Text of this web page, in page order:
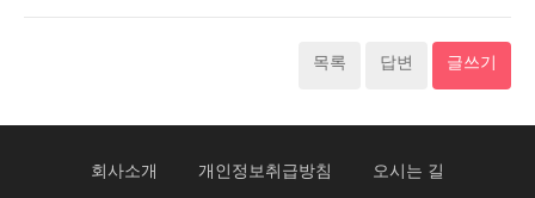
목록 답변 글쓰기
회사소개 개인정보취급방침 오시는 길